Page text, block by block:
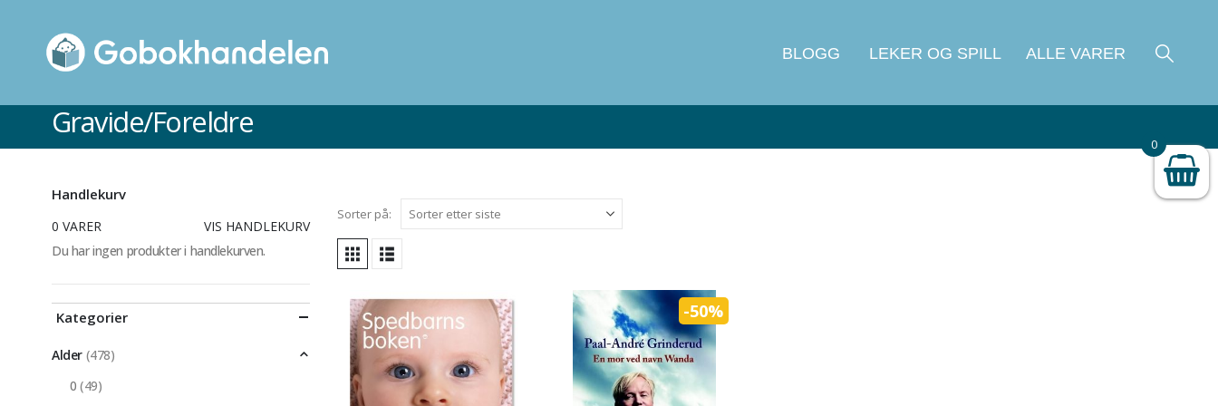
BLOGG LEKER OG SPILL ALLE VARER
Gravide/Foreldre
Sorter på:
-50%
Handlekurv
0 VARER
VIS HANDLEKURV
Du har ingen produkter i handlekurven.
Kategorier
Alder (478)
0 (49)
0